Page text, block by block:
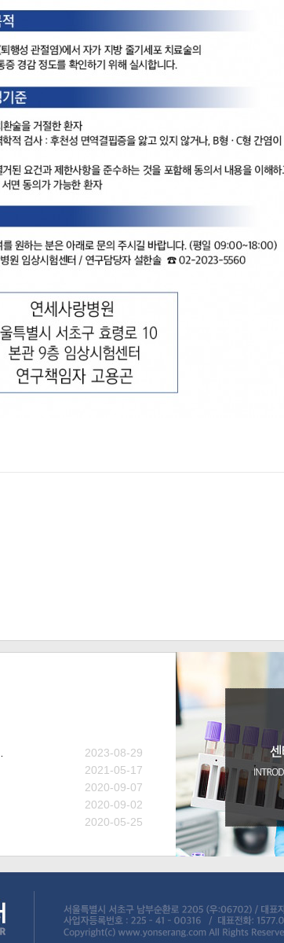
2023-08-29
2021-05-17
2020-09-07
2020-09-02
2020-05-25